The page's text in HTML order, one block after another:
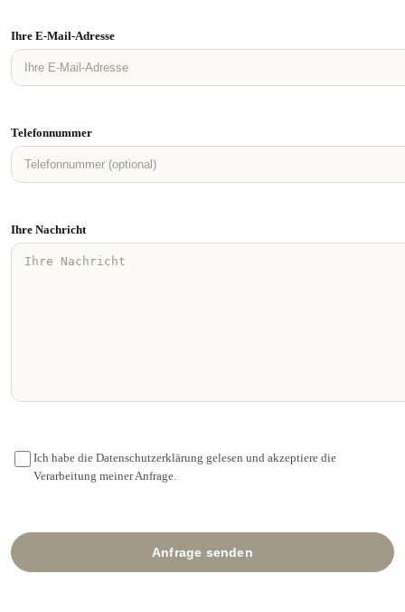
Ihre E-Mail-Adresse
Telefonnummer
Ihre Nachricht
Ich habe die Datenschutzerklärung gelesen und akzeptiere die
Verarbeitung meiner Anfrage.